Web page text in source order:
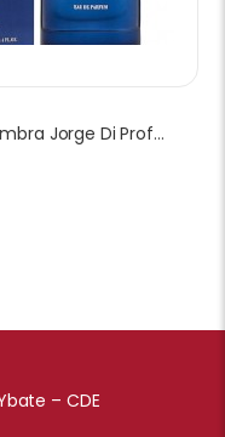
Perfume Maison Alhambra Jorge Di Profondo EDP Masculino 100ml
– CDE